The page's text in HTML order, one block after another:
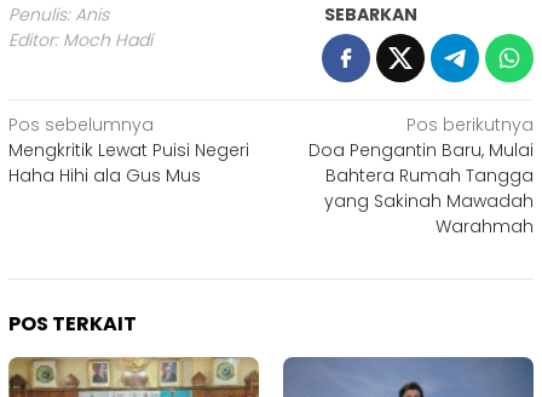
Penulis: Anis
Editor: Moch Hadi
SEBARKAN
Navigasi
pos
Pos sebelumnya
Mengkritik Lewat Puisi Negeri
Haha Hihi ala Gus Mus
Pos berikutnya
Doa Pengantin Baru, Mulai
Bahtera Rumah Tangga
yang Sakinah Mawadah
Warahmah
POS TERKAIT